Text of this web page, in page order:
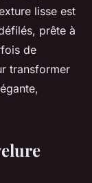
lisse est
prête à
de
transformer